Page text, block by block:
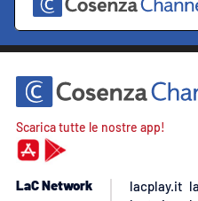
Scarica tutte le nostre app!
LaC Network
lacplay.it